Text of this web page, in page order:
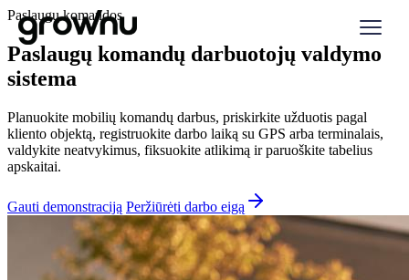
Paslaugų komandos
Paslaugų komandų darbuotojų valdymo
sistema
Planuokite mobilių komandų darbus, priskirkite užduotis pagal
kliento objektą, registruokite darbo laiką su GPS arba terminalais,
valdykite neatvykimus, fiksuokite atlikimą ir paruoškite tabelius
apskaitai.
Gauti demonstraciją Peržiūrėti darbo eigą